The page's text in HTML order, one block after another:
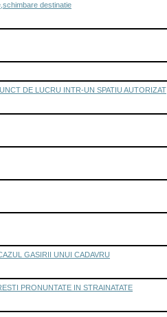
destinatie
DE LUCRU INTR-UN SPATIU AUTORIZAT
GASIRII UNUI CADAVRU
PRONUNTATE IN STRAINATATE